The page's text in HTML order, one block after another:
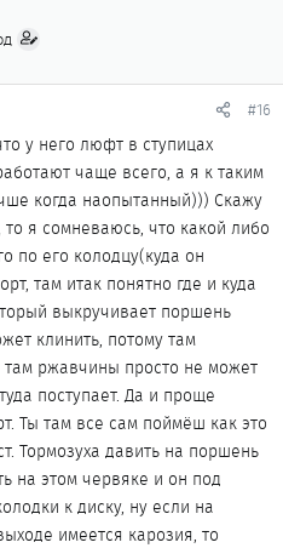
#16
у него люфт в ступицах
чаще всего, а я к таким
когда наопытанный))) Скажу
я сомневаюсь, что какой либо
по его колодцу(куда он
там итак понятно где и куда
выкручивает поршень
клинить, потому там
там ржавчины просто не может
поступает. Да и проще
Ты там все сам поймёш как это
Тормозуха давить на поршень
на этом червяке и он под
к диску, ну если на
имеется карозия, то